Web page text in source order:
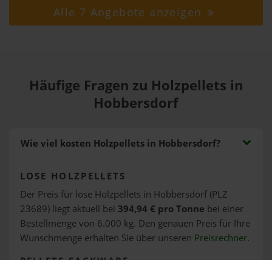
Alle 7 Angebote anzeigen
Häufige Fragen zu Holzpellets in
Hobbersdorf
Wie viel kosten Holzpellets in Hobbersdorf?
LOSE HOLZPELLETS
Der Preis für lose Holzpellets in Hobbersdorf (PLZ
23689) liegt aktuell bei 394,94 € pro Tonne bei einer
Bestellmenge von 6.000 kg. Den genauen Preis für Ihre
Wunschmenge erhalten Sie über unseren Preisrechner.